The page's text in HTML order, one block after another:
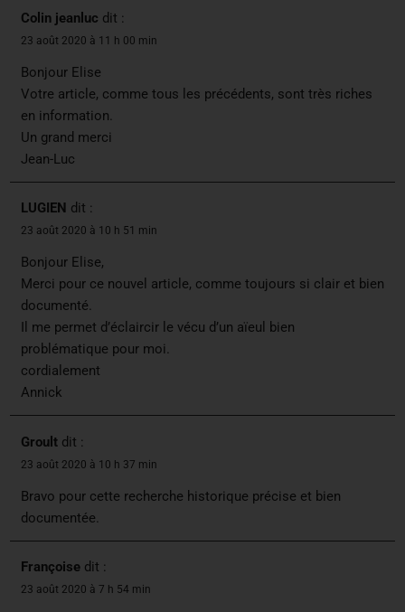
Colin jeanluc dit :
23 août 2020 à 11 h 00 min
Bonjour Elise
Votre article, comme tous les précédents, sont très riches
en information.
Un grand merci
Jean-Luc
LUGIEN dit :
23 août 2020 à 10 h 51 min
Bonjour Elise,
Merci pour ce nouvel article, comme toujours si clair et bien
documenté.
Il me permet d’éclaircir le vécu d’un aïeul bien
problématique pour moi.
cordialement
Annick
Groult dit :
23 août 2020 à 10 h 37 min
Bravo pour cette recherche historique précise et bien
documentée.
Françoise dit :
23 août 2020 à 7 h 54 min